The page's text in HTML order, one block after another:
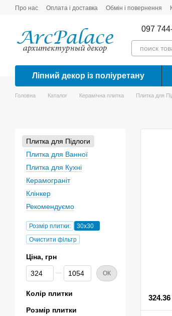
Перейти до основного контенту
Про нас Оплата і доставка Обмін і повернення
097
Ліпний декор із поліуретану
Головна Каталог Керамічна плитка Плитка для
324.36
Плитка для Підлоги
Плитка для Ванної
Плитка для Кухні
Керамограніт
Клінкер
Рекомендуємо
Розмір плитки:
30x30
Очистити фільтр
Ціна, грн
Від Ціна, грн
До Ціна, грн ОК
Колір плитки
Розмір плитки